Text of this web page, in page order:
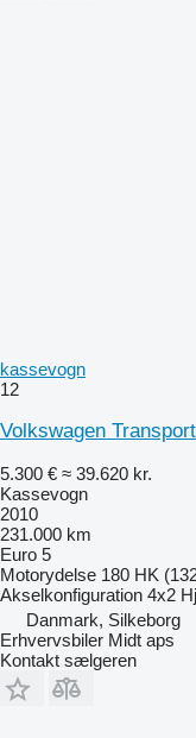
kassevogn
12
Volkswagen
5.300 € ≈ 39.620 kr.
Kassevogn
2010
231.000 km
Euro 5
Motorydelse 180 HK
Akselkonfiguration 4x2
Danmark, Silkeborg
Erhvervsbiler Midt aps
Kontakt sælgeren